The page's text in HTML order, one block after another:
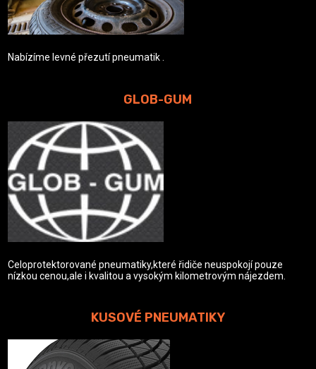
Nabízíme levné přezutí pneumatik .
GLOB-GUM
Celoprotektorované pneumatiky,které řidiče neuspokojí pouze
nízkou cenou,ale i kvalitou a vysokým kilometrovým nájezdem.
KUSOVÉ PNEUMATIKY